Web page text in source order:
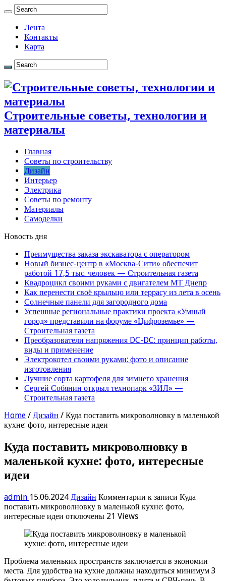
Лента
Контакты
Карта
Строительные советы, технологии и
материалы
Главная
Советы по строительству
Дизайн
Интерьер
Электрика
Советы по ремонту
Материалы
Самоделки
Новость дня
Преимущества заказа экскаватора с оператором
Новый бизнес-центр в «Москва-Сити» обеспечит
работой 17,5 тыс. человек — Строительная газета
Квадроцикл своими руками с двигателем МТ Днепр
Как перенести своё крыльцо или террасу из лета в осень
Солнечные панели для загородного дома
Успешные региональные практики проекта «Умный
город» представили на форуме «Цифроземье» —
Строительная газета
Преобразователи напряжения DC-DC: принцип работы,
виды и применение
Электрокотел своими руками: фото и описание
изготовления
Лучшие сорта картофеля для зимнего хранения
Сергей Собянин открыл технопарк «ЗИЛ» —
Строительная газета
Home / Дизайн / Куда поставить микроволновку в маленькой
кухне: фото, интересные идеи
Куда поставить микроволновку в
маленькой кухне: фото, интересные
идеи
admin 15.06.2024 Дизайн Комментарии к записи Куда
поставить микроволновку в маленькой кухне: фото,
интересные идеи отключены 21 Views
Проблема маленьких пространств заключается в экономии
места. Для удобства на кухне должны находиться минимум 3